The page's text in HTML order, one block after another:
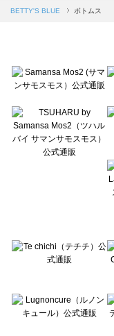
Samansa Mos2 blue（サマン
sō4ū（ソウフォーユー）のボ
Te chichi（テチチ）のボトム
Te chichi CLASSIC（テチチ
Lugnoncure（ルノンキュー
BETTY'S BLUE（べティーズ
Wpc.（ワールドパーティー）
BETTY'S BLUE ボトムス